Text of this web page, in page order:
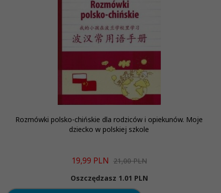
Rozmówki polsko-chińskie dla rodziców i opiekunów. Moje
dziecko w polskiej szkole
19,99 PLN 21,00 PLN
Oszczędzasz 1.01 PLN